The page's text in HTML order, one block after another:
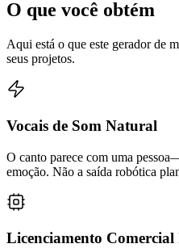
O que você obtém
Aqui está o que este gerador de
seus projetos.
Vocais de Som Natural
O canto parece com uma
emoção. Não a saída robótica
Licenciamento